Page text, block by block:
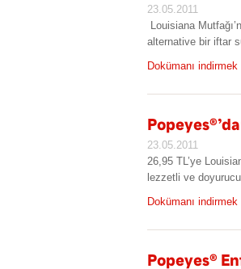
23.05.2011
Louisiana
alternative bir iftar
Dokümanı indirmek
Popeyes®
23.05.2011
26,95 TL’ye
lezzetli ve
Dokümanı indirmek
Popeyes®